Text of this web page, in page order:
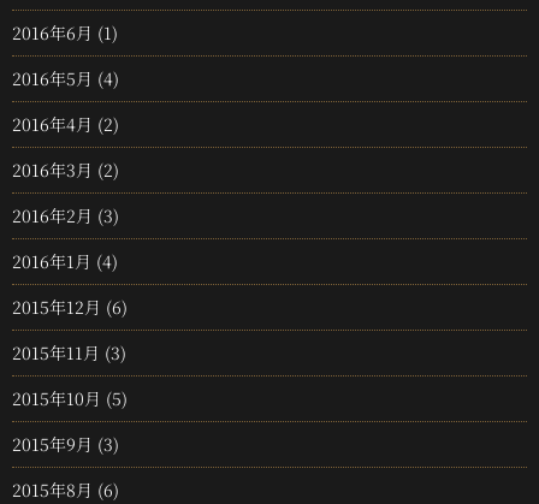
2016年6月 (1)
2016年5月 (4)
2016年4月 (2)
2016年3月 (2)
2016年2月 (3)
2016年1月 (4)
2015年12月 (6)
2015年11月 (3)
2015年10月 (5)
2015年9月 (3)
2015年8月 (6)